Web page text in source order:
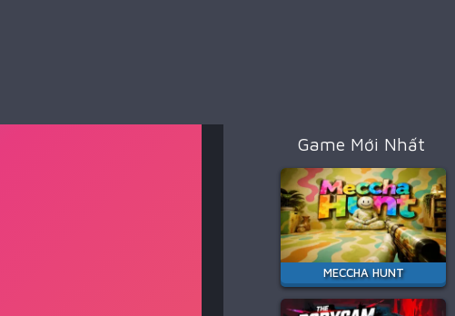
Game Mới Nhất
MECCHA HUNT